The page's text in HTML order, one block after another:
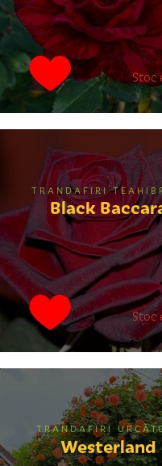
Stoc
TRANDAFIRI
Black
Stoc
TRANDAFIRI
Westerland